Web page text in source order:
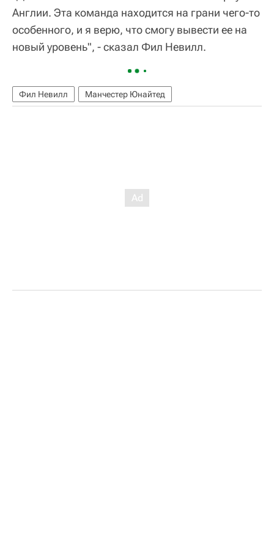
Англии. Эта команда находится на грани чего-то
особенного, и я верю, что смогу вывести ее на
новый уровень", - сказал Фил Невилл.
Фил Невилл Манчестер Юнайтед